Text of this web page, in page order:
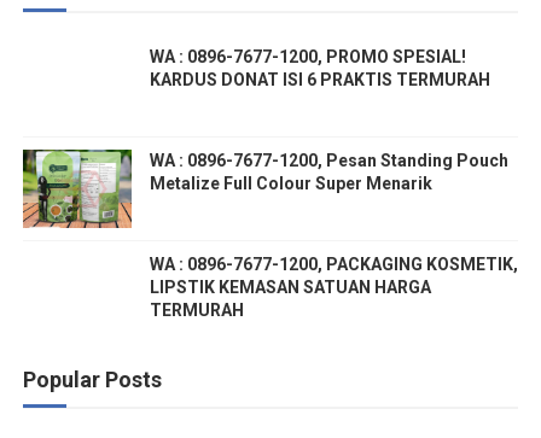
WA : 0896-7677-1200, PROMO SPESIAL!
KARDUS DONAT ISI 6 PRAKTIS TERMURAH
WA : 0896-7677-1200, Pesan Standing Pouch
Metalize Full Colour Super Menarik
WA : 0896-7677-1200, PACKAGING KOSMETIK,
LIPSTIK KEMASAN SATUAN HARGA
TERMURAH
Popular Posts